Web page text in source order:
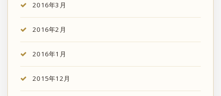
2016年3月
2016年2月
2016年1月
2015年12月